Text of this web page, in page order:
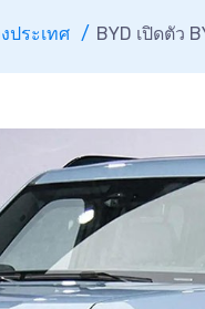
ประเทศ BYD เปิดตัว